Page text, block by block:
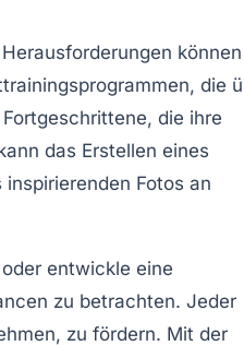
können
die
Fortgeschrittene, die ihre
das Erstellen eines
Fotos an
oder entwickle eine
zu betrachten. Jeder
zu fördern. Mit der